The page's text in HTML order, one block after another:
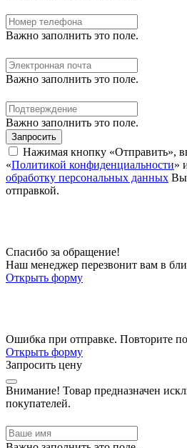
Важно заполнить это поле.
Важно заполнить это поле.
Важно заполнить это поле.
Запросить
Нажимая кнопку «Отправить»,
«Политикой конфиденциальности»
обработку персональных данных Вы
отправкой.
Спасибо за обращение!
Наш менеджер перезвонит вам в
Открыть форму
Ошибка при отправке. Повторите
Открыть форму
Запросить цену
Внимание! Товар предназначен
покупателей.